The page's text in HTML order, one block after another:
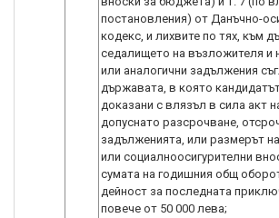
постановления) от Данъчно-
кодекс, и лихвите по тях, към
седалището на възложителя и
или аналогични задължения
държавата, в която
доказани с влязъл в сила акт
допуснато разсрочване,
задълженията, или размерът
или социалноосигурителни
сумата на годишния общ
дейност за последната
повече от 50 000 лева;